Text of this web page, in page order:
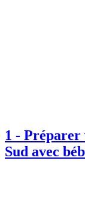
1 - Préparer
Sud avec